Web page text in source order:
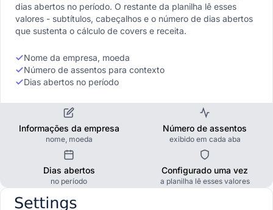
dias abertos no período. O restante da planilha lê esses
valores - subtítulos, cabeçalhos e o número de dias abertos
que sustenta o cálculo de covers e receita.
Nome da empresa, moeda
Número de assentos para contexto
Dias abertos no período
Informações da empresa
nome, moeda
Número de assentos
exibido em cada aba
Dias abertos
no período
Configurado uma vez
a planilha lê esses valores